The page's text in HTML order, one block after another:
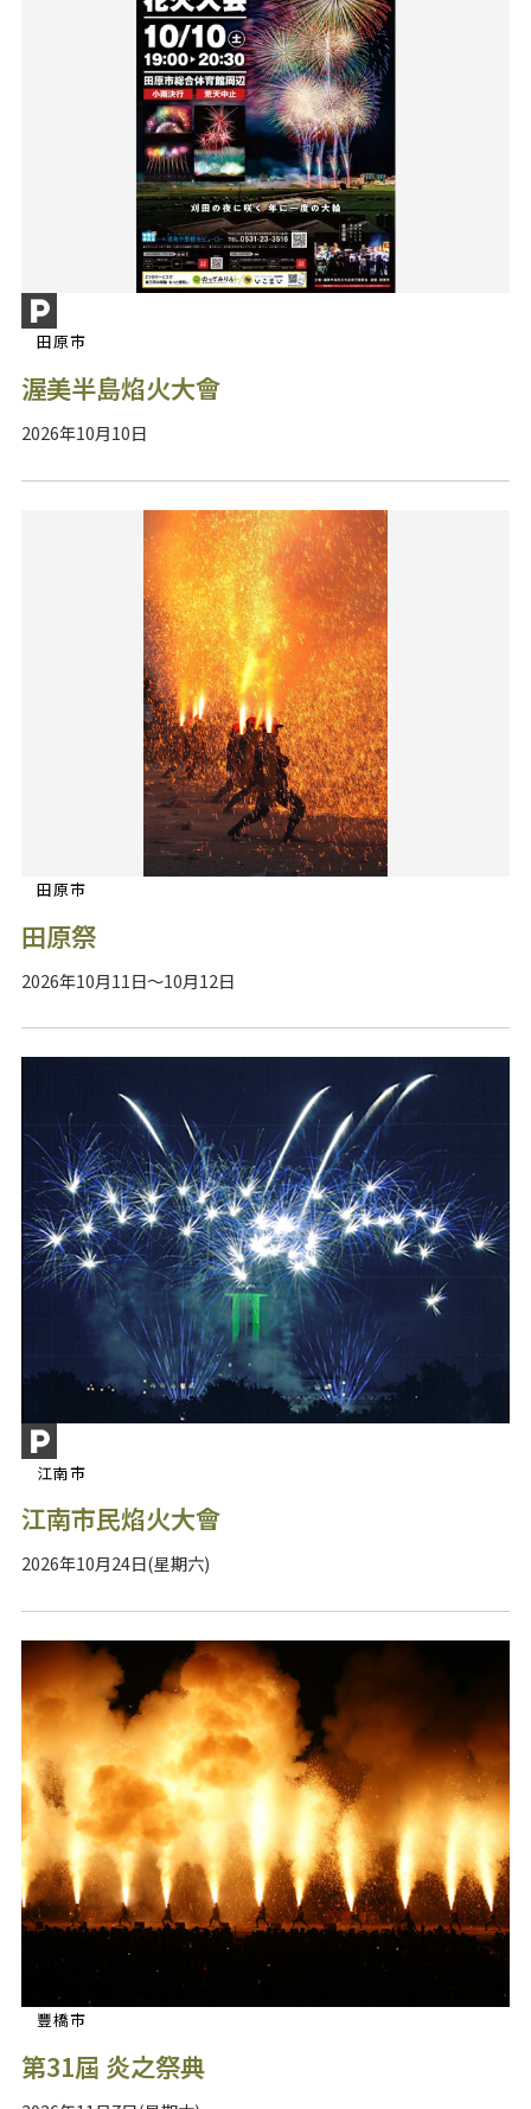
田原市
渥美半島焰火大會
2026年10月10日
田原市
田原祭
2026年10月11日～10月12日
江南市
江南市民焰火大會
2026年10月24日(星期六)
豐橋市
第31屆 炎之祭典